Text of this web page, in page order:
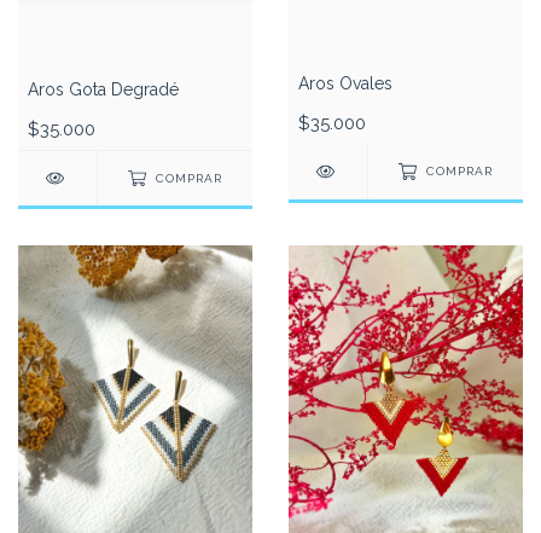
Aros Gota Degradé
$35.000
COMPRAR
Aros Ovales
$35.000
COMPRAR